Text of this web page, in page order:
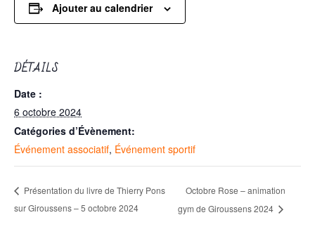
Ajouter au calendrier
DÉTAILS
Date :
6 octobre 2024
Catégories d’Évènement:
Événement associatif, Événement sportif
Présentation du livre de Thierry Pons
sur Giroussens – 5 octobre 2024
Octobre Rose – animation
gym de Giroussens 2024